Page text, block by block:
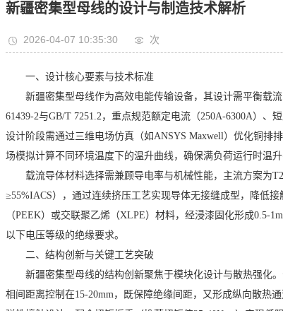
新疆密集型母线的设计与制造技术解析
2026-04-07 10:35:30 次
一、设计核心要素与技术标准
新疆密集型母线作为高效电能传输设备，其设计需平衡载
61439-2与GB/T 7251.2，重点规范额定电流（250A-6300A）、
设计阶段需通过三维电场仿真（如ANSYS Maxwell）优化铜排
场模拟计算不同环境温度下的温升曲线，确保满负荷运行时温升
载流导体材料选择需兼顾导电率与机械性能，主流方案为
≥55%IACS），通过连续挤压工艺实现导体无接缝成型，降低接
（PEEK）或交联聚乙烯（XLPE）材料，经浸漆固化形成0.5-
以下电压等级的绝缘要求。
二、结构创新与关键工艺突破
新疆密集型母线的结构创新聚焦于模块化设计与散热强化
相间距离控制在15-20mm，既保障绝缘间距，又形成纵向散热